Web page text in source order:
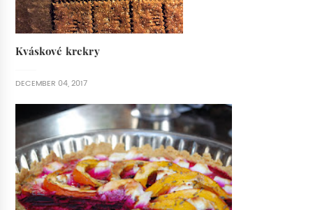
Kváskové krekry
DECEMBER 04, 2017